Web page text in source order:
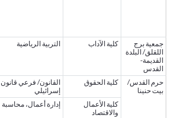
جمعية برج
اللقلق/ البلدة
القديمة-
القدس
كلية الآداب التربية الرياضية
حرم القدس/
بيت حنينا
كلية الحقوق
القانون/ فرعي قانون
إسرائيلي
كلية الأعمال
والاقتصاد
إدارة أعمال، محاسبة